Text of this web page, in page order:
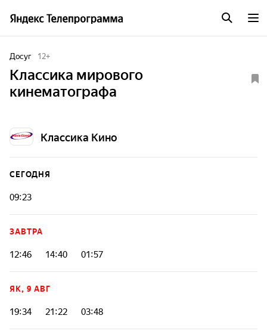
Досуг 12+
Классика мирового
кинематографа
Классика Кино
СЕГОДНЯ
09:23
ЗАВТРА
12:46 14:40 01:57
ЯК, 9 АВГ
19:34 21:22 03:48